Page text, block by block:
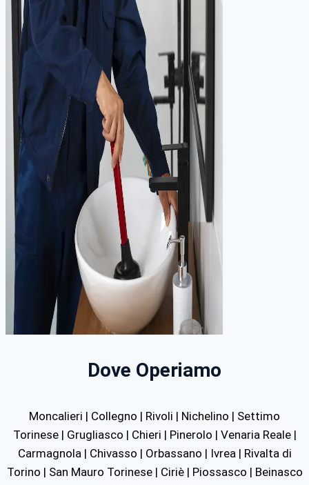
Dove Operiamo
Moncalieri | Collegno | Rivoli | Nichelino | Settimo
Torinese | Grugliasco | Chieri | Pinerolo | Venaria Reale |
Carmagnola | Chivasso | Orbassano | Ivrea | Rivalta di
Torino | San Mauro Torinese | Ciriè | Piossasco | Beinasco